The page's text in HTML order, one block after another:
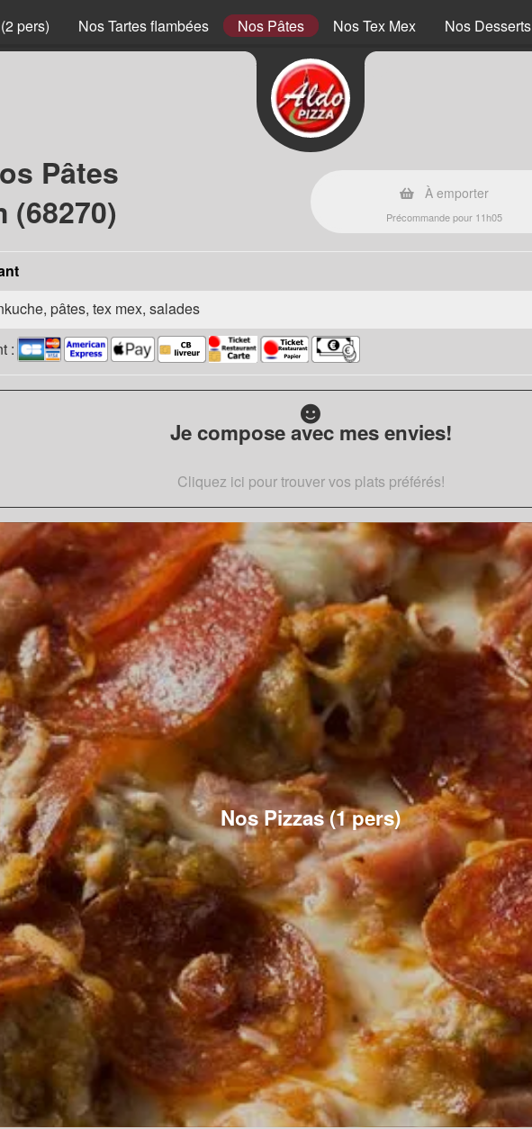
pers) Nos Tartes flambées Nos Pâtes Nos Tex Mex Nos Desserts
Pâtes
(68270)
À emporter
Précommande pour 11h05
pâtes, tex mex, salades
:
Je compose avec mes envies!
Cliquez ici pour trouver vos plats préférés!
Nos Pizzas (1 pers)